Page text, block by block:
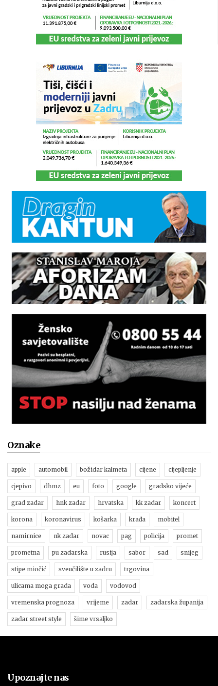
Oznake
apple automobil božidar kalmeta cijene cijepljenje
cjepivo dhmz eu foto google gradsko vijeće
grad zadar hnk zadar hrvatska kk zadar koncert
korona koronavirus košarka krađa mobitel
namirnice nk zadar novac pag policija promet
prometna pu zadarska rusija sabor sad snijeg
stipe miočić sveučilište u zadru trgovina
ulicama moga grada voda vodovod
vremenska prognoza vrijeme zadar zadarska županija
zadar street style šime vrsaljko
Upoznajte nas